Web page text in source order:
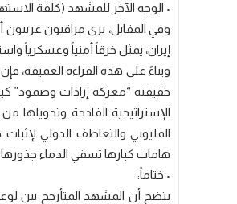
• الوجه الآخر للمشهد (كلفة
وفي المقابل، يرى مراقبون
إيران، يمثل خرقاً أمنياً وعسكرياً
وبناءً على هذه القراءة العميقة،
حقيقته “معركة إرادات وصمود”
الإستراتيجية الفادحة
المليوني والتعاطف الدولي
هامات كبارها تسقي الدماء
• ختاماً:
يتضح أن المشهد المتأرجح بين